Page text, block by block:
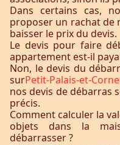
Dans certains cas,
proposer un rachat de
baisser le prix du devis.
Le devis pour faire
appartement est-il
Non, le devis du
surPetit-Palais-et-
nos devis de débarras
précis.
Comment calculer la
objets dans la
débarrasser ?